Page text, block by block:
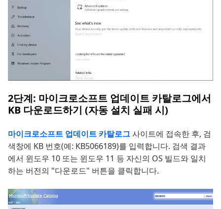
2단계: 마이크로소프트 업데이트 카탈로그에서
KB 다운로드하기 (자동 설치 실패 시)
마이크로소프트 업데이트 카탈로그사이트에 접속한 후, 검
색창에 KB 번호(예: KB5066189)를 입력합니다. 검색 결과
에서 윈도우 10 또는 윈도우 11 등 자신의 OS 빌드와 일치
하는 버전의 "다운로드" 버튼을 클릭합니다.